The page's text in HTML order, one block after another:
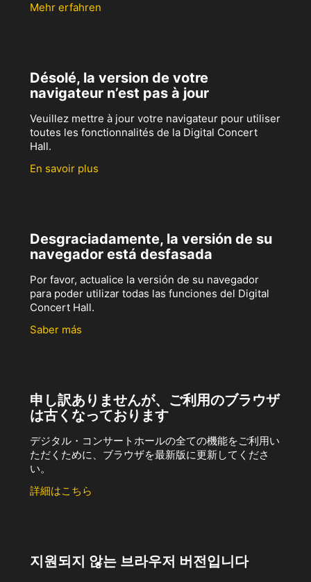
Mehr erfahren
Désolé, la version de votre
navigateur n’est pas à jour
Veuillez mettre à jour votre navigateur pour utiliser
toutes les fonctionnalités de la Digital Concert
Hall.
En savoir plus
Desgraciadamente, la versión de su
navegador está desfasada
Por favor, actualice la versión de su navegador
para poder utilizar todas las funciones del Digital
Concert Hall.
Saber más
申し訳ありませんが、ご利用のブラウザ
は古くなっております
デジタル・コンサートホールの全ての機能をご利用い
ただくために、ブラウザを最新版に更新してくださ
い。
詳細はこちら
지원되지 않는 브라우저 버전입니다